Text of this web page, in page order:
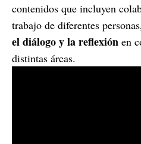
contenidos que incluyen
trabajo de diferentes
el diálogo y la reflexión en
distintas áreas.